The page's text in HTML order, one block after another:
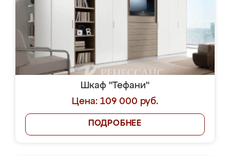
Шкаф "Тефани"
Цена: 109 000 руб.
ПОДРОБНЕЕ